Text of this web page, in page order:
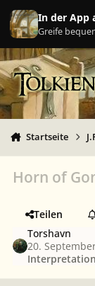
Zu Inhalt springen
In der App
Greife
Startseite
Horn of
Teilen
Torshavn
20.